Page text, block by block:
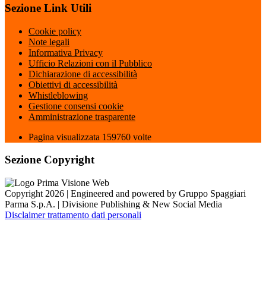
Sezione Link Utili
Cookie policy
Note legali
Informativa Privacy
Ufficio Relazioni con il Pubblico
Dichiarazione di accessibilità
Obiettivi di accessibilità
Whistleblowing
Gestione consensi cookie
Amministrazione trasparente
Pagina visualizzata 159760 volte
Sezione Copyright
Copyright 2026 | Engineered and powered by Gruppo Spaggiari
Parma S.p.A. | Divisione Publishing & New Social Media
Disclaimer trattamento dati personali